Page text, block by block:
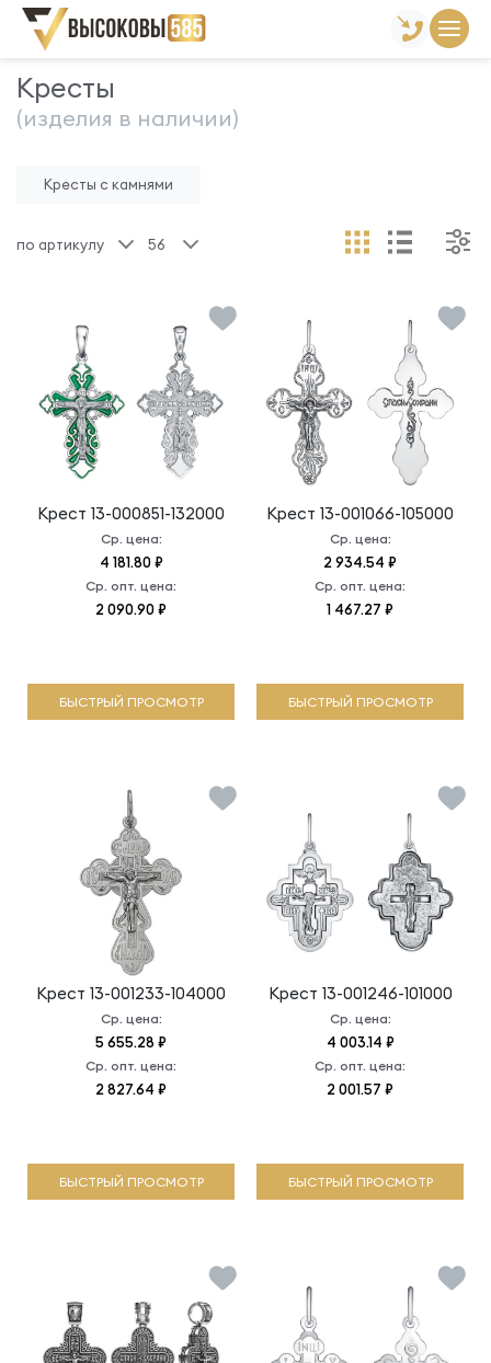
Главная Склад готовой продукции
Кресты
(изделия в наличии)
Кресты с камнями
по артикулу 56
Крест 13-000851-132000
Ср. цена:
4 181.80 ₽
Ср. опт. цена:
2 090.90 ₽
БЫСТРЫЙ ПРОСМОТР
Крест 13-001066-105000
Ср. цена:
2 934.54 ₽
Ср. опт. цена:
1 467.27 ₽
БЫСТРЫЙ ПРОСМОТР
Крест 13-001233-104000
Ср. цена:
5 655.28 ₽
Ср. опт. цена:
2 827.64 ₽
БЫСТРЫЙ ПРОСМОТР
Крест 13-001246-101000
Ср. цена:
4 003.14 ₽
Ср. опт. цена:
2 001.57 ₽
БЫСТРЫЙ ПРОСМОТР